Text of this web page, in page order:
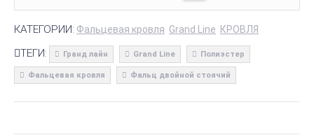
КАТЕГОРИИ: Фальцевая кровля Grand Line КРОВЛЯ
ТЕГИ: Гранд лайн Grand Line Полиэстер
Фальцевая кровля Фальц двойной стоячий